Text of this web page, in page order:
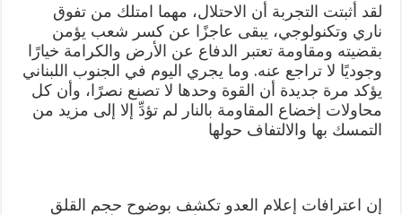
لقد أثبتت التجربة أن الاحتلال، مهما امتلك من تفوق
ناري وتكنولوجي، يبقى عاجزًا عن كسر شعب يؤمن
بقضيته ومقاومة تعتبر الدفاع عن الأرض والكرامة خيارًا
وجوديًا لا تراجع عنه. وما يجري اليوم في الجنوب اللبناني
يؤكد مرة جديدة أن القوة وحدها لا تصنع نصرًا، وأن كل
محاولات إخضاع المقاومة بالنار لم تؤدِّ إلا إلى مزيد من
التمسك بها والالتفاف حولها
إن اعترافات إعلام العدو تكشف بوضوح حجم القلق